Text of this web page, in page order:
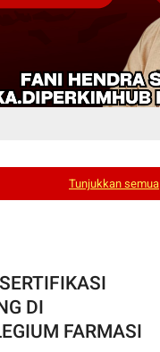
Tunjukkan semua
DI
FARMASI